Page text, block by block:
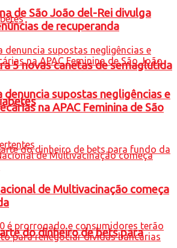
5 novas canetas de semaglutida
do dinheiro de bets para
de São João del-Rei divulga
de recuperanda
denuncia supostas negligências e
na APAC Feminina de São
de Multivacinação começa